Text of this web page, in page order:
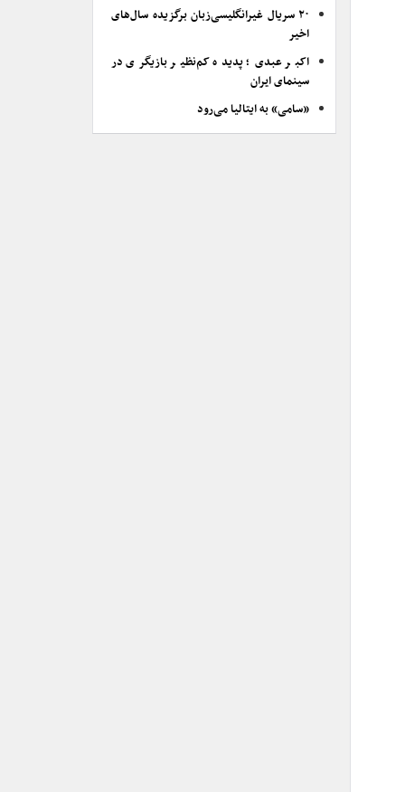
۲۰ سریال غیرانگلیسی‌زبان برگزیده سال‌های
اخیر
اکبر عبدی؛ پدیده کم‌نظیر بازیگری در
سینمای ایران
«سامی» به ایتالیا می‌رود